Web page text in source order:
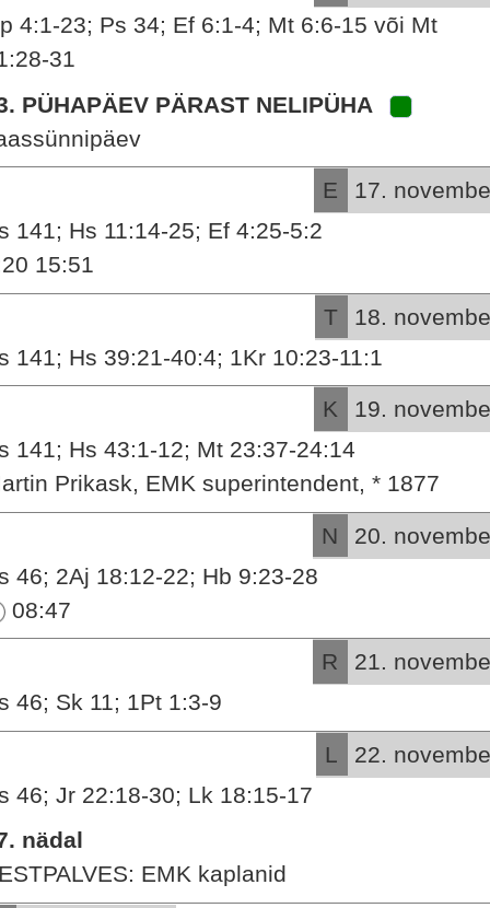
4:1-23; Ps 34; Ef 6:1-4; Mt 6:6-15 või Mt
31
PÜHAPÄEV PÄRAST NELIPÜHA
E
17.
141; Hs 11:14-25; Ef 4:25-5:2
15:51
T
18.
141; Hs 39:21-40:4; 1Kr 10:23-11:1
K
19.
141; Hs 43:1-12; Mt 23:37-24:14
Prikask, EMK superintendent, * 1877
N
20.
46; 2Aj 18:12-22; Hb 9:23-28
08:47
R
21.
46; Sk 11; 1Pt 1:3-9
L
22.
46; Jr 22:18-30; Lk 18:15-17
nädal
EMK kaplanid